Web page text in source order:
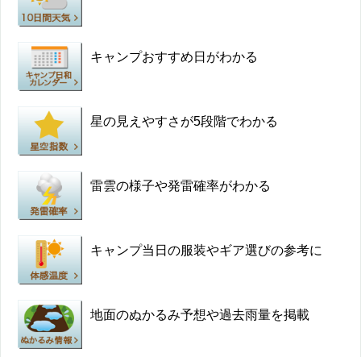
キャンプおすすめ日がわかる
星の見えやすさが5段階でわかる
雷雲の様子や発雷確率がわかる
キャンプ当日の服装やギア選びの参考に
地面のぬかるみ予想や過去雨量を掲載